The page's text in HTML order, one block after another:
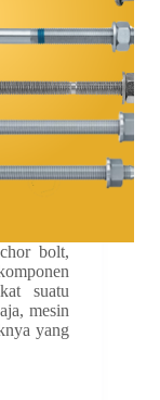
bolt,
suatu
mesin
yang